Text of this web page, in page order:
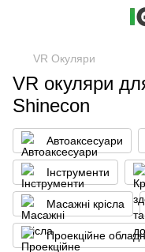
VR Окуляри
VR окуляри
Shinecon
Автоаксесуари
Інструменти
Масажні крісла
Проекційне